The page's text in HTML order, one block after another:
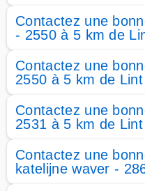
Contactez une
- 2550 à 5 km de
Contactez une
2550 à 5 km de Lint
Contactez une
2531 à 5 km de Lint
Contactez une
katelijne waver -